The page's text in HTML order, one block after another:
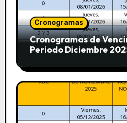
Cronogramas
Cronogramas de
Periodo Diciembre